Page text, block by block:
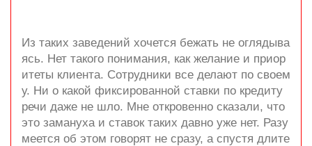
Из таких заведений хочется бежать не оглядыва
ясь. Нет такого понимания, как желание и приор
итеты клиента. Сотрудники все делают по своем
у. Ни о какой фиксированной ставки по кредиту
речи даже не шло. Мне откровенно сказали, что
это замануха и ставок таких давно уже нет. Разу
меется об этом говорят не сразу, а спустя длите